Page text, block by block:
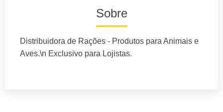
Sobre
Distribuidora de Rações - Produtos para Animais e
Aves.\n Exclusivo para Lojistas.